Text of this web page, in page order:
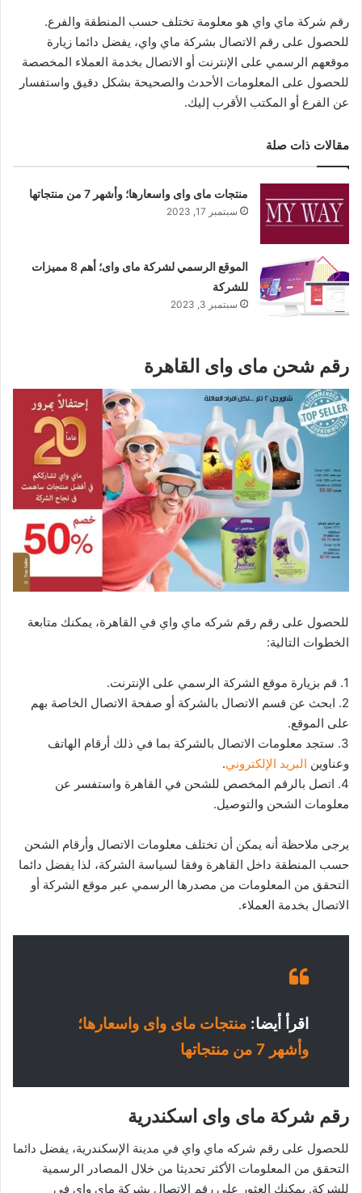
رقم شركة ماي واي هو معلومة تختلف حسب المنطقة والفرع.
للحصول على رقم الاتصال بشركة ماي واي، يفضل دائما زيارة
موقعهم الرسمي على الإنترنت أو الاتصال بخدمة العملاء المخصصة
للحصول على المعلومات الأحدث والصحيحة بشكل دقيق واستفسار
عن الفرع أو المكتب الأقرب إليك.
مقالات ذات صلة
منتجات ماى واى واسعارها؛ وأشهر 7 من منتجاتها
سبتمبر 17, 2023
الموقع الرسمي لشركة ماى واى؛ أهم 8 مميزات
للشركة
سبتمبر 3, 2023
رقم شحن ماى واى القاهرة
للحصول على رقم رقم شركه ماي واي في القاهرة، يمكنك متابعة
الخطوات التالية:
1. قم بزيارة موقع الشركة الرسمي على الإنترنت.
2. ابحث عن قسم الاتصال بالشركة أو صفحة الاتصال الخاصة بهم
على الموقع.
3. ستجد معلومات الاتصال بالشركة بما في ذلك أرقام الهاتف
وعناوين البريد الإلكتروني.
4. اتصل بالرقم المخصص للشحن في القاهرة واستفسر عن
معلومات الشحن والتوصيل.
يرجى ملاحظة أنه يمكن أن تختلف معلومات الاتصال وأرقام الشحن
حسب المنطقة داخل القاهرة وفقا لسياسة الشركة، لذا يفضل دائما
التحقق من المعلومات من مصدرها الرسمي عبر موقع الشركة أو
الاتصال بخدمة العملاء.
اقرأ أيضا: منتجات ماى واى واسعارها؛
وأشهر 7 من منتجاتها
رقم شركة ماى واى اسكندرية
للحصول على رقم شركه ماي واي في مدينة الإسكندرية، يفضل دائما
التحقق من المعلومات الأكثر تحديثا من خلال المصادر الرسمية
للشركة. يمكنك العثور على رقم الاتصال بشركة ماي واي في